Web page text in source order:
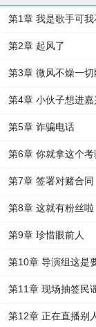
第1章 我是歌手可
第2章 起风了
第3章 微风不燥一切
第4章 小伙子想进嘉
第5章 诈骗电话
第6章 你就拿这个
第7章 签署对赌合同
第8章 这就有粉丝啦
第9章 珍惜眼前人
第10章 导演组这是
第11章 现场抽签民
第12章 正在直播别